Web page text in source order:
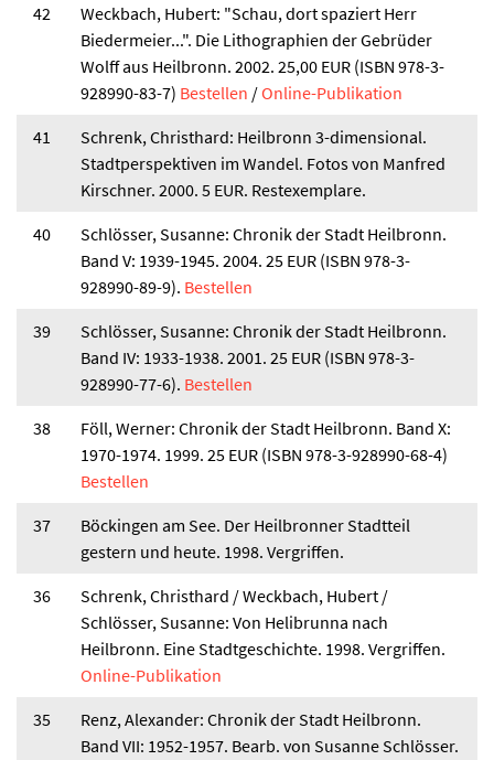
42
Weckbach, Hubert: "Schau, dort spaziert Herr
Biedermeier...". Die Lithographien der Gebrüder
Wolff aus Heilbronn. 2002. 25,00 EUR (ISBN 978-3-
928990-83-7) Bestellen /Online-Publikation
41
Schrenk, Christhard: Heilbronn 3-dimensional.
Stadtperspektiven im Wandel. Fotos von Manfred
Kirschner. 2000. 5 EUR. Restexemplare.
40
Schlösser, Susanne: Chronik der Stadt Heilbronn.
Band V: 1939-1945. 2004. 25 EUR (ISBN 978-3-
928990-89-9). Bestellen
39
Schlösser, Susanne: Chronik der Stadt Heilbronn.
Band IV: 1933-1938. 2001. 25 EUR (ISBN 978-3-
928990-77-6). Bestellen
38
Föll, Werner: Chronik der Stadt Heilbronn. Band X:
1970-1974. 1999. 25 EUR (ISBN 978-3-928990-68-4)
Bestellen
37
Böckingen am See. Der Heilbronner Stadtteil
gestern und heute. 1998. Vergriffen.
36
Schrenk, Christhard / Weckbach, Hubert /
Schlösser, Susanne: Von Helibrunna nach
Heilbronn. Eine Stadtgeschichte. 1998. Vergriffen.
Online-Publikation
35
Renz, Alexander: Chronik der Stadt Heilbronn.
Band VII: 1952-1957. Bearb. von Susanne Schlösser.